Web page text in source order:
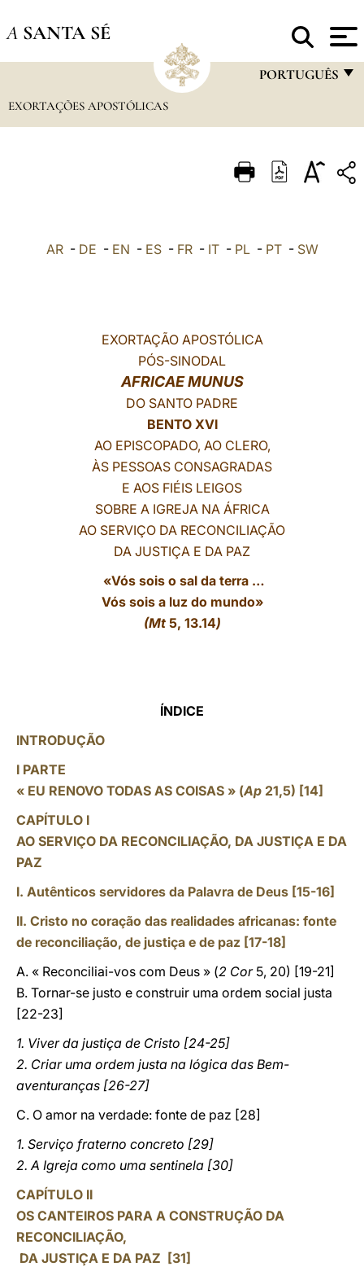
A SANTA SÉ
PORTUGUÊS
ITALIANO
EXORTAÇÕES APOSTÓLICAS
AR- DE - EN - ES- FR- IT- PL- PT- SW
EXORTAÇÃO APOSTÓLICA
PÓS-SINODAL
AFRICAE MUNUS
DO SANTO PADRE
BENTO XVI
AO EPISCOPADO, AO CLERO,
ÀS PESSOAS CONSAGRADAS
E AOS FIÉIS LEIGOS
SOBRE A IGREJA NA ÁFRICA
AO SERVIÇO DA RECONCILIAÇÃO
DA JUSTIÇA E DA PAZ
«Vós sois o sal da terra …
Vós sois a luz do mundo»
(Mt 5, 13.14)
ÍNDICE
INTRODUÇÃO
I PARTE
« EU RENOVO TODAS AS COISAS » (Ap 21,5) [14]
CAPÍTULO I
AO SERVIÇO DA RECONCILIAÇÃO, DA JUSTIÇA E DA
PAZ
I. Autênticos servidores da Palavra de Deus [15-16]
II. Cristo no coração das realidades africanas: fonte
de reconciliação, de justiça e de paz [17-18]
A. « Reconciliai-vos com Deus » (2 Cor5, 20) [19-21]
B. Tornar-se justo e construir uma ordem social justa
[22-23]
1. Viver da justiça de Cristo [24-25]
2. Criar uma ordem justa na lógica das Bem-
aventuranças [26-27]
C. O amor na verdade: fonte de paz [28]
1. Serviço fraterno concreto [29]
2. A Igreja como uma sentinela [30]
CAPÍTULO II
OS CANTEIROS PARA A CONSTRUÇÃO DA
RECONCILIAÇÃO,
DA JUSTIÇA E DA PAZ [31]